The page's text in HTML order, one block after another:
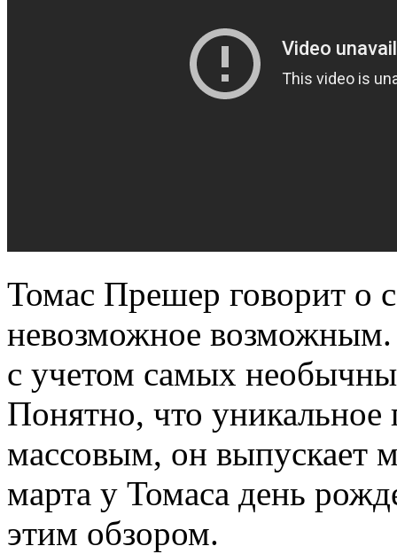
Томас Прешер говорит о
невозможное
с учетом самых
Понятно, что
массовым, он выпускает
марта у Томаса день
этим обзором.